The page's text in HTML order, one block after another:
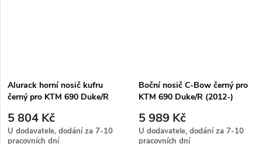
Alurack horní nosič kufru
černý pro KTM 690 Duke/R
5 804 Kč
U dodavatele, dodání za 7-10
pracovních dní
Boční nosič C-Bow černý pro
KTM 690 Duke/R (2012-)
5 989 Kč
U dodavatele, dodání za 7-10
pracovních dní